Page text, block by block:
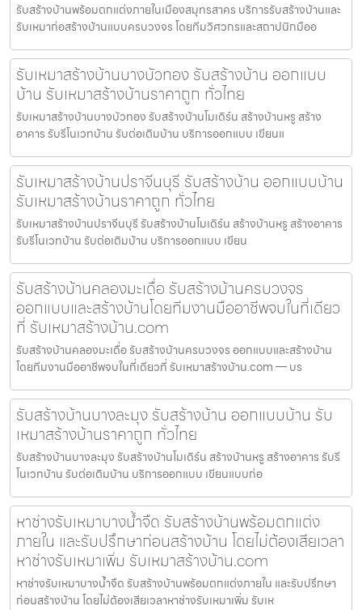
รับสร้างบ้านพร้อมตกแต่งภายในเมืองสมุทรสาคร บริการรับสร้างบ้านและ
รับเหมาก่อสร้างบ้านแบบครบวงจร โดยทีมวิศวกรและสถาปนิกมืออ
รับเหมาสร้างบ้านบางบัวทอง รับสร้างบ้าน ออกแบบ
บ้าน รับเหมาสร้างบ้านราคาถูก ทั่วไทย
รับเหมาสร้างบ้านบางบัวทอง รับสร้างบ้านโมเดิร์น สร้างบ้านหรู สร้าง
อาคาร รับรีโนเวทบ้าน รับต่อเติมบ้าน บริการออกแบบ เขียนแ
รับเหมาสร้างบ้านปราจีนบุรี รับสร้างบ้าน ออกแบบบ้าน
รับเหมาสร้างบ้านราคาถูก ทั่วไทย
รับเหมาสร้างบ้านปราจีนบุรี รับสร้างบ้านโมเดิร์น สร้างบ้านหรู สร้างอาคาร
รับรีโนเวทบ้าน รับต่อเติมบ้าน บริการออกแบบ เขียน
รับสร้างบ้านคลองมะเดื่อ รับสร้างบ้านครบวงจร
ออกแบบและสร้างบ้านโดยทีมงานมืออาชีพจบในที่เดียว
ที่ รับเหมาสร้างบ้าน.com
รับสร้างบ้านคลองมะเดื่อ รับสร้างบ้านครบวงจร ออกแบบและสร้างบ้าน
โดยทีมงานมืออาชีพจบในที่เดียวที่ รับเหมาสร้างบ้าน.com — บร
รับสร้างบ้านบางละมุง รับสร้างบ้าน ออกแบบบ้าน รับ
เหมาสร้างบ้านราคาถูก ทั่วไทย
รับสร้างบ้านบางละมุง รับสร้างบ้านโมเดิร์น สร้างบ้านหรู สร้างอาคาร รับรี
โนเวทบ้าน รับต่อเติมบ้าน บริการออกแบบ เขียนแบบก่อ
หาช่างรับเหมาบางน้ำจืด รับสร้างบ้านพร้อมตกแต่ง
ภายใน และรับปรึกษาก่อนสร้างบ้าน โดยไม่ต้องเสียเวลา
หาช่างรับเหมาเพิ่ม รับเหมาสร้างบ้าน.com
หาช่างรับเหมาบางน้ำจืด รับสร้างบ้านพร้อมตกแต่งภายใน และรับปรึกษา
ก่อนสร้างบ้าน โดยไม่ต้องเสียเวลาหาช่างรับเหมาเพิ่ม รับเห